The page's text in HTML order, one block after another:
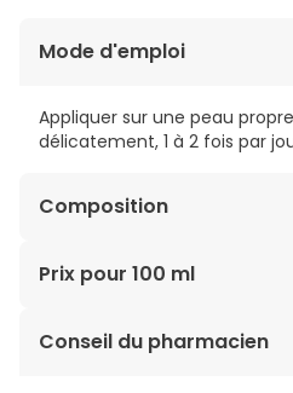
Mode d'emploi
Appliquer sur une peau
délicatement, 1 à 2 fois par
Composition
AQUA (WATER), GLYCERIN,
HYALURONATE, NYMPHAEA
Prix pour 100 ml
62,90€ / 100 ml
Conseil du pharmacien